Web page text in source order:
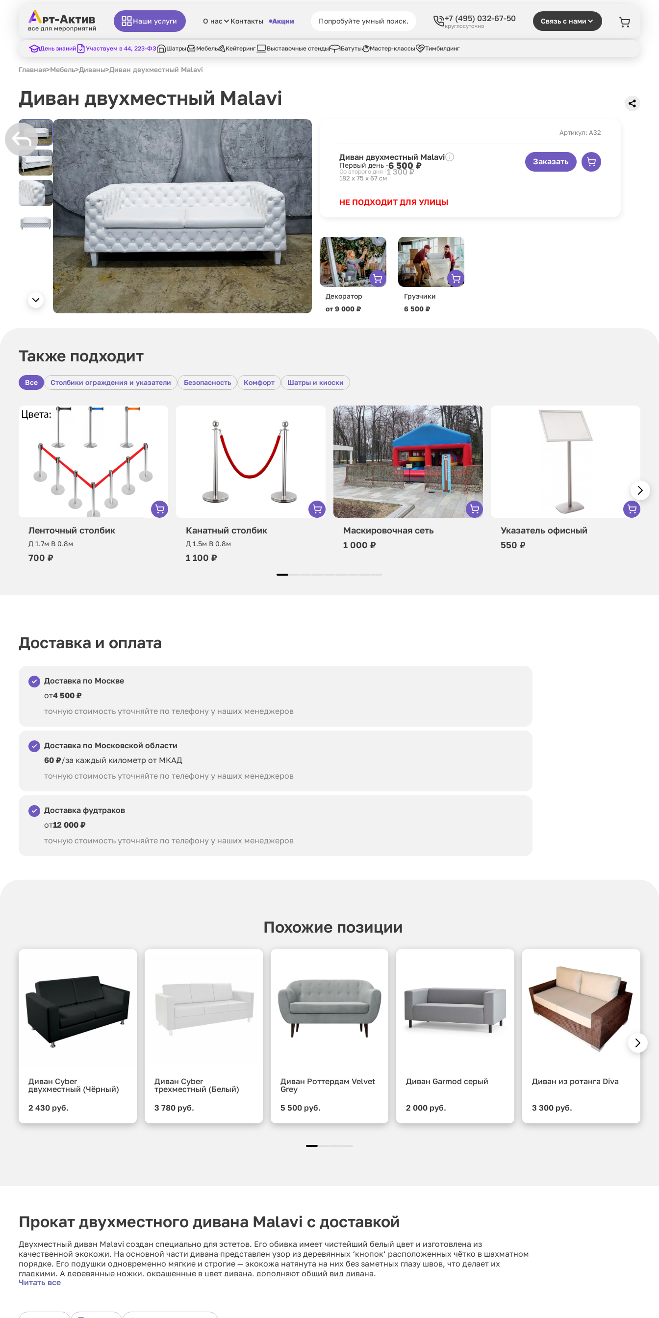
Наши услуги О нас Контакты Акции +7 (495) 032-67-50
круглосуточно
Связь с нами
День знаний Участвуем в 44, 223-ФЗ Шатры Мебель Кейтеринг Выставочные стенды Батуты Мастер-классы Тимбилдинг
Главная>Мебель>Диваны>Диван двухместный Malavi
Диван двухместный Malavi
Артикул: A32
Диван двухместный Malavi
Первый день -6 500 ₽
Со второго дня -1 300 ₽
182 x 75 x 67 см
Заказать
НЕ ПОДХОДИТ ДЛЯ УЛИЦЫ
Декоратор
от 9 000 ₽
Грузчики
6 500 ₽
Также подходит
Все Столбики ограждения и указатели Безопасность Комфорт Шатры и киоски
Ленточный столбик
Д 1.7м В 0.8м
700 ₽
Канатный столбик
Д 1.5м В 0.8м
1 100 ₽
Маскировочная сеть
1 000 ₽
Указатель офисный
550 ₽
Доставка и оплата
Доставка по Москве
от4 500 ₽
точную стоимость уточняйте по телефону у наших менеджеров
Доставка по Московской области
60 ₽/за каждый километр от МКАД
точную стоимость уточняйте по телефону у наших менеджеров
Доставка фудтраков
от12 000 ₽
точную стоимость уточняйте по телефону у наших менеджеров
Похожие позиции
Диван Cyber
двухместный (Чёрный)
2 430 руб.
Диван Cyber
трехместный (Белый)
3 780 руб.
Диван Роттердам Velvet
Grey
5 500 руб.
Диван Garmod серый
2 000 руб.
Диван из ротанга Diva
3 300 руб.
Прокат двухместного дивана Malavi с доставкой
Двухместный диван Malavi создан специально для эстетов. Его обивка имеет чистейший белый цвет и изготовлена из
качественной экокожи. На основной части дивана представлен узор из деревянных ‘кнопок’ расположенных чётко в шахматном
порядке. Его подушки одновременно мягкие и строгие — экокожа натянута на них без заметных глазу швов, что делает их
гладкими. А деревянные ножки, окрашенные в цвет дивана, дополняют общий вид дивана.
Читать все